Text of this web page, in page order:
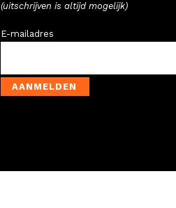
(uitschrijven is altijd mogelijk)
E-mailadres
AANMELDEN